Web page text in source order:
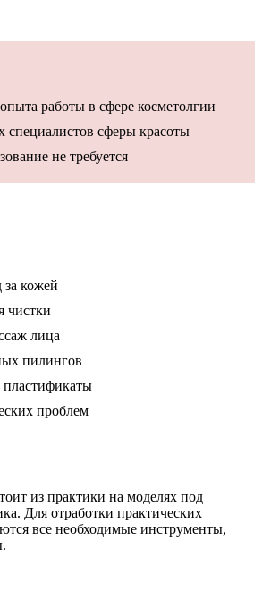
работы в сфере косметолгии
сферы красоты
не требуется
кожей
чистки
лица
пилингов
проблем
из практики на моделях под
Для отработки практических
все необходимые инструменты,